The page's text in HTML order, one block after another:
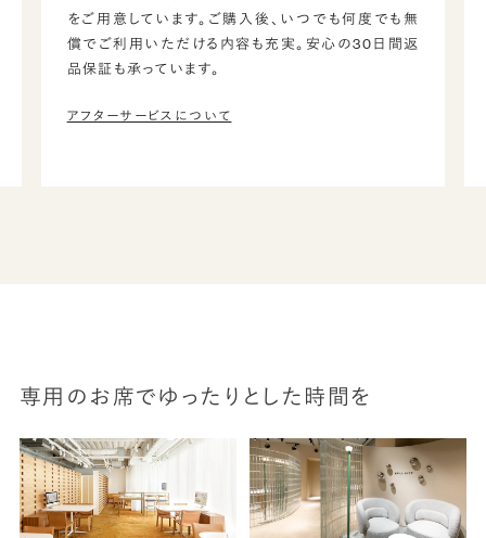
をご用意しています。ご購入後、いつでも何度でも無
償でご利用いただける内容も充実。安心の30日間返
品保証も承っています。
アフターサービスについて
専用のお席でゆったりとした時間を